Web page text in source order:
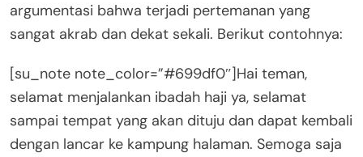
argumentasi bahwa terjadi pertemanan yang
sangat akrab dan dekat sekali. Berikut contohnya:
[su_note note_color=”#699df0″]Hai teman,
selamat menjalankan ibadah haji ya, selamat
sampai tempat yang akan dituju dan dapat kembali
dengan lancar ke kampung halaman. Semoga saja